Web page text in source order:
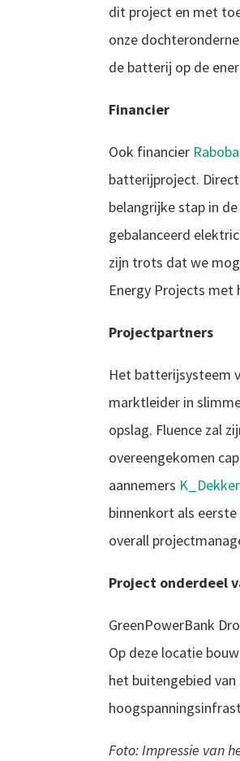
dit project en met
onze
de batterij op de
Financier
Ook financier
batterijproject.
belangrijke stap in
gebalanceerd
zijn trots dat we
Energy Projects met
Projectpartners
Het batterijsysteem
marktleider in
opslag. Fluence zal
overeengekomen
aannemers
binnenkort als
overall
Project onderdeel
GreenPowerBank
Op deze locatie
het buitengebied
Foto: Impressie van